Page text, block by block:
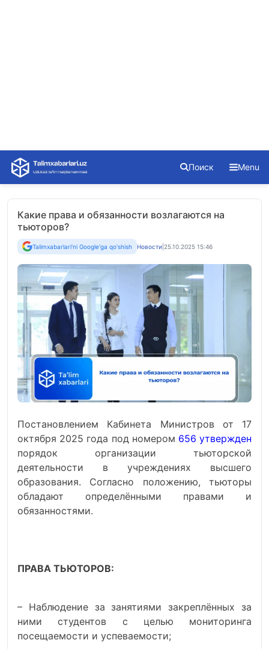
Skip
content
Поиск Menu
Какие права и обязанности возлагаются на
тьюторов?
Talimxabarlari'ni Google'ga qo'shish Новости 25.10.2025 15:46
Постановлением Кабинета Министров от 17
октября 2025 года под номером 656 утвержден
порядок организации тьюторской
деятельности в учреждениях высшего
образования. Согласно положению, тьюторы
обладают определёнными правами и
обязанностями.
ПРАВА ТЬЮТОРОВ:
– Наблюдение за занятиями закреплённых за
ними студентов с целью мониторинга
посещаемости и успеваемости;